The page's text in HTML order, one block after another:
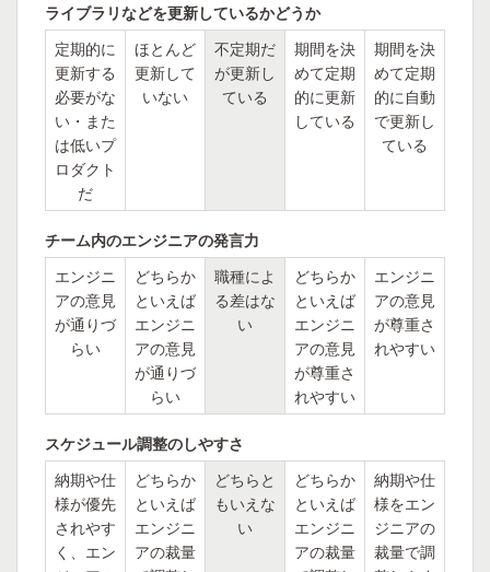
ライブラリなどを更新しているかどうか
定期的に
更新する
必要がな
い・また
は低いプ
ロダクト
だ
ほとんど
更新して
いない
不定期だ
が更新し
ている
期間を決
めて定期
的に更新
している
期間を決
めて定期
的に自動
で更新し
ている
チーム内のエンジニアの発言力
エンジニ
アの意見
が通りづ
らい
どちらか
といえば
エンジニ
アの意見
が通りづ
らい
職種によ
る差はな
い
どちらか
といえば
エンジニ
アの意見
が尊重さ
れやすい
エンジニ
アの意見
が尊重さ
れやすい
スケジュール調整のしやすさ
納期や仕
様が優先
されやす
く、エン
どちらか
といえば
エンジニ
アの裁量
どちらと
もいえな
い
どちらか
といえば
エンジニ
アの裁量
納期や仕
様をエン
ジニアの
裁量で調